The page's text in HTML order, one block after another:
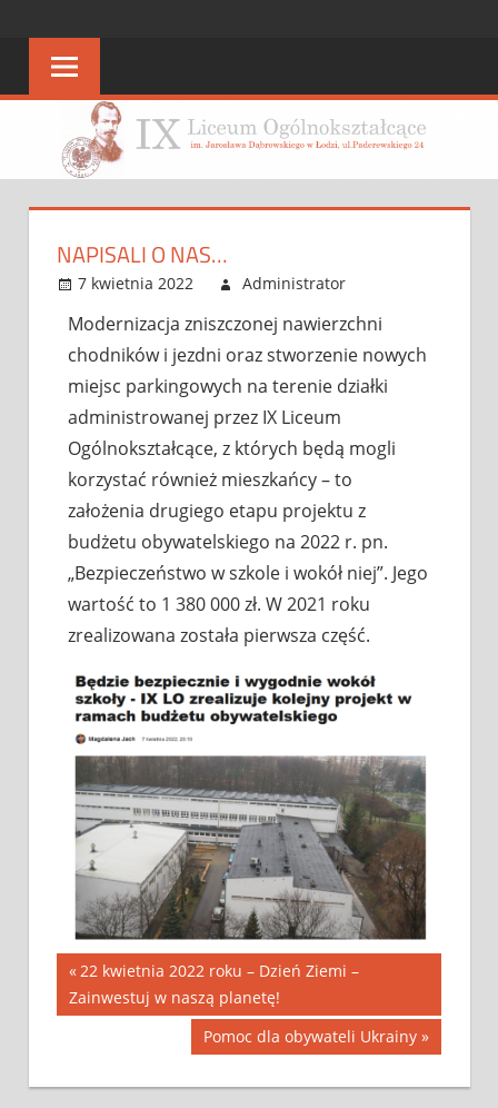
IX
LO
strona
LO
NAPISALI O NAS…
7 kwietnia 2022 Administrator
Modernizacja zniszczonej nawierzchni
chodników i jezdni oraz stworzenie nowych
miejsc parkingowych na terenie działki
administrowanej przez IX Liceum
Ogólnokształcące, z których będą mogli
korzystać również mieszkańcy – to
założenia drugiego etapu projektu z
budżetu obywatelskiego na 2022 r. pn.
„Bezpieczeństwo w szkole i wokół niej”. Jego
wartość to 1 380 000 zł. W 2021 roku
zrealizowana została pierwsza część.
22 kwietnia 2022 roku – Dzień Ziemi –
Zainwestuj w naszą planetę!
Pomoc dla obywateli Ukrainy